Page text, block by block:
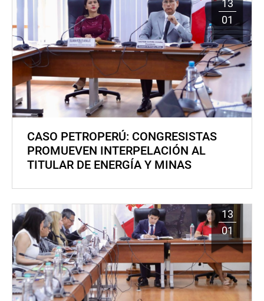
13
01
CASO PETROPERÚ: CONGRESISTAS
PROMUEVEN INTERPELACIÓN AL
TITULAR DE ENERGÍA Y MINAS
13
01